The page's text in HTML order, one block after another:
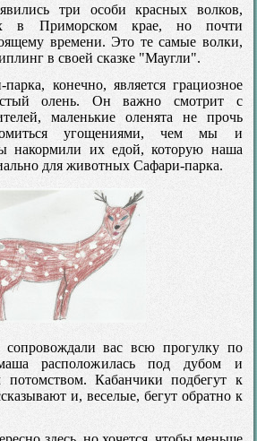
три особи красных волков,
в Приморском крае, но почти
времени. Это те самые волки,
в своей сказке "Маугли".
конечно, является грациозное
олень. Он важно смотрит с
маленькие оленята не прочь
угощениями, чем мы и
накормили их едой, которую наша
для животных Сафари-парка.
вас всю прогулку по
расположилась под дубом и
потомством. Кабанчики подбегут к
и, веселые, бегут обратно к